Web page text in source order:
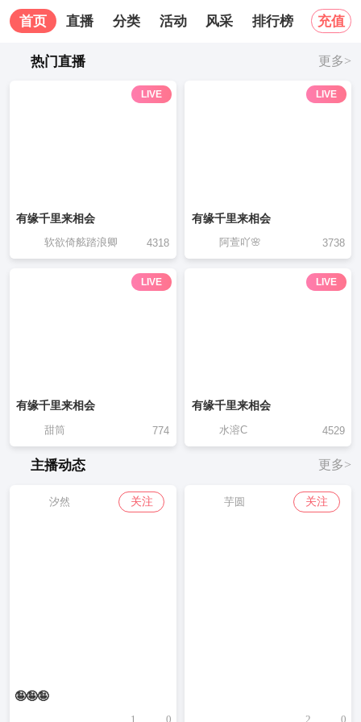
充值
首页 直播 分类 活动 风采 排行榜 关于我
热门直播 更多>
LIVE
有缘千里来相会
软欲倚舷踏浪卿 4318
LIVE
有缘千里来相会
阿萱吖🌸 3738
LIVE
有缘千里来相会
甜筒 774
LIVE
有缘千里来相会
水溶C 4529
主播动态 更多>
汐然 关注
🤪🤪🤪
1 0
芋圆 关注
2 0